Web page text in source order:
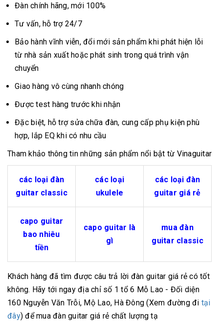
Đàn chính hãng, mới 100%
Tư vấn, hỗ trợ 24/7
Bảo hành vĩnh viễn, đổi mới sản phẩm khi phát hiện lỗi
từ nhà sản xuất hoặc phát sinh trong quá trình vận
chuyển
Giao hàng vô cùng nhanh chóng
Được test hàng trước khi nhận
Đặc biệt, hỗ trợ sửa chữa đàn, cung cấp phụ kiện phù
hợp, lắp EQ khi có nhu cầu
Tham khảo thông tin những sản phẩm nổi bật từ Vinaguitar
các loại đàn
guitar classic
các loại
ukulele
các loại đàn
guitar giá rẻ
capo guitar
bao nhiêu
tiền
capo guitar là
gì
mua đàn
guitar classic
Khách hàng đã tìm được câu trả lời đàn guitar giá rẻ có tốt
không. Hãy tới ngay địa chỉ số 1 tổ 6 Mỗ Lao - Đối diện
160 Nguyễn Văn Trỗi, Mộ Lao, Hà Đông (Xem đường đi tại
đây) để mua đàn guitar giá rẻ chất lượng tạ